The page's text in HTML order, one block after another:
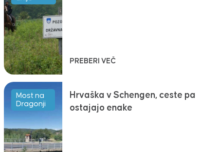
PREBERI VEČ
Most na
Dragonji
Hrvaška v Schengen, ceste pa
ostajajo enake